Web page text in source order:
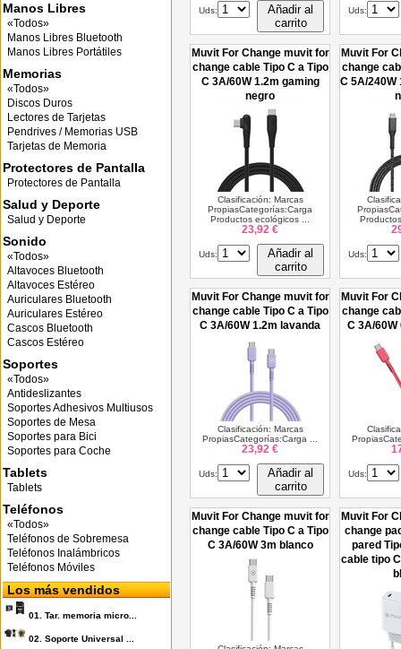
Manos Libres
«Todos»
Manos Libres Bluetooth
Manos Libres Portátiles
Memorias
«Todos»
Discos Duros
Lectores de Tarjetas
Pendrives / Memorias USB
Tarjetas de Memoria
Protectores de Pantalla
Protectores de Pantalla
Salud y Deporte
Salud y Deporte
Sonido
«Todos»
Altavoces Bluetooth
Altavoces Estéreo
Auriculares Bluetooth
Auriculares Estéreo
Cascos Bluetooth
Cascos Estéreo
Soportes
«Todos»
Antideslizantes
Soportes Adhesivos Multiusos
Soportes de Mesa
Soportes para Bici
Soportes para Coche
Tablets
Tablets
Teléfonos
«Todos»
Teléfonos de Sobremesa
Teléfonos Inalámbricos
Teléfonos Móviles
Los más vendidos
01. Tar. memoria micro...
02. Soporte Universal ...
Uds:
Añadir al
carrito
Uds:
Muvit For Change muvit for
change cable Tipo C a Tipo
C 3A/60W 1.2m gaming
negro
Clasificación: Marcas
PropiasCategorías:Carga
Productos ecológicos ...
23,92 €
Uds:
Añadir al
carrito
Muvit For
change
C 5A/
Uds:
Muvit For Change muvit for
change cable Tipo C a Tipo
C 3A/60W 1.2m lavanda
Clasificación: Marcas
PropiasCategorías:Carga ...
23,92 €
Uds:
Añadir al
carrito
Muvit For
change
C 3A/60W
Uds:
Muvit For Change muvit for
change cable Tipo C a Tipo
C 3A/60W 3m blanco
Muvit For
change
pared
cable tipo